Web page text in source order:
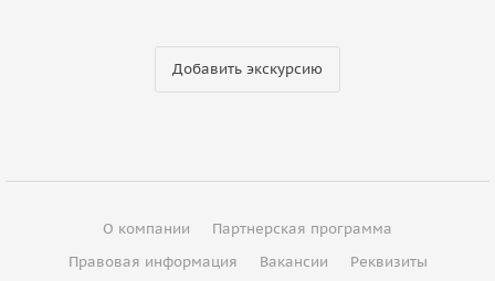
Добавить экскурсию
О компании
Партнерская программа
Правовая информация
Вакансии Реквизиты